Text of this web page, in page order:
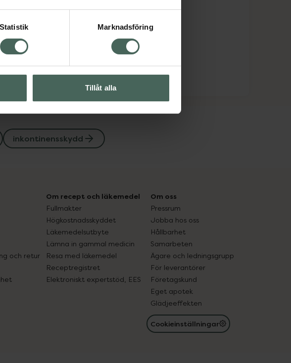
Statistik Marknadsföring
Tillåt alla
inkontinensskydd
och retur
Om recept och läkemedel
Fullmakter
Högkostnadsskyddet
Läkemedelsutbyte
Lämna in gammal medicin
Resa med läkemedel
Receptregistret
Elektroniskt expertstöd, EES
Om oss
Pressrum
Jobba hos oss
Hållbarhet
Samarbeten
Ägare och ledningsgrupp
För leverantörer
Företagskund
Eget apotek
Glädjeeffekten
Cookieinställningar